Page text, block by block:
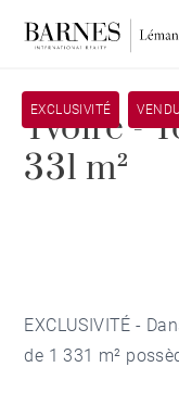
EXCLUSIVITÉ
Yvoire -
331 m²
EXCLUSIVITÉ -
de 1 331 m²